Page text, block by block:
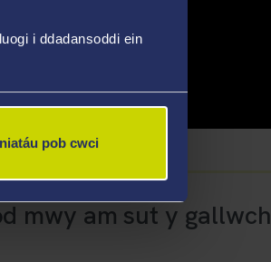
i ddadansoddi ein
pob cwci
mwy am sut y gallwch